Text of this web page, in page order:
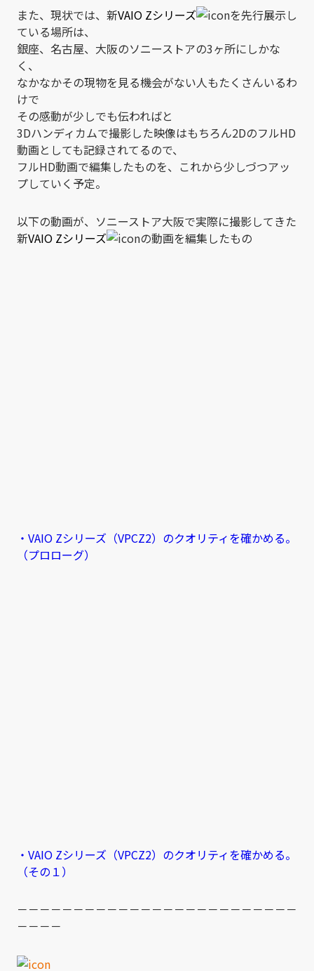
また、現状では、新VAIO Zシリーズ
を先行展示し
ている場所は、
銀座、名古屋、大阪のソニーストアの3ヶ所にしかな
く、
なかなかその現物を見る機会がない人もたくさんいるわ
けで
その感動が少しでも伝わればと
3Dハンディカムで撮影した映像はもちろん2DのフルHD
動画としても記録されてるので、
フルHD動画で編集したものを、これから少しづつアッ
プしていく予定。
以下の動画が、ソニーストア大阪で実際に撮影してきた
新VAIO Zシリーズ の動画を編集したもの
・VAIO Zシリーズ（VPCZ2）のクオリティを確かめる。
（プロローグ）
・VAIO Zシリーズ（VPCZ2）のクオリティを確かめる。
（その１）
－－－－－－－－－－－－－－－－－－－－－－－－－
－－－－